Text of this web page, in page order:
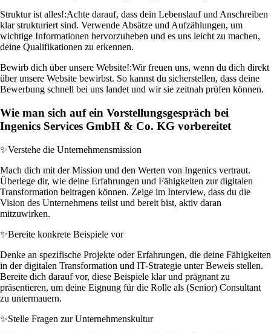
Struktur ist alles!:Achte darauf, dass dein Lebenslauf und Anschreiben
klar strukturiert sind. Verwende Absätze und Aufzählungen, um
wichtige Informationen hervorzuheben und es uns leicht zu machen,
deine Qualifikationen zu erkennen.
Bewirb dich über unsere Website!:Wir freuen uns, wenn du dich direkt
über unsere Website bewirbst. So kannst du sicherstellen, dass deine
Bewerbung schnell bei uns landet und wir sie zeitnah prüfen können.
Wie man sich auf ein Vorstellungsgespräch bei
Ingenics Services GmbH & Co. KG vorbereitet
✨Verstehe die Unternehmensmission
Mach dich mit der Mission und den Werten von Ingenics vertraut.
Überlege dir, wie deine Erfahrungen und Fähigkeiten zur digitalen
Transformation beitragen können. Zeige im Interview, dass du die
Vision des Unternehmens teilst und bereit bist, aktiv daran
mitzuwirken.
✨Bereite konkrete Beispiele vor
Denke an spezifische Projekte oder Erfahrungen, die deine Fähigkeiten
in der digitalen Transformation und IT-Strategie unter Beweis stellen.
Bereite dich darauf vor, diese Beispiele klar und prägnant zu
präsentieren, um deine Eignung für die Rolle als (Senior) Consultant
zu untermauern.
✨Stelle Fragen zur Unternehmenskultur